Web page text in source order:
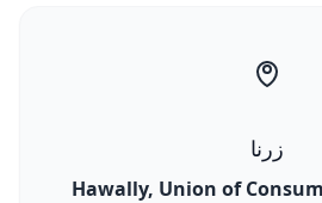
زرنا
Hawally, Union of